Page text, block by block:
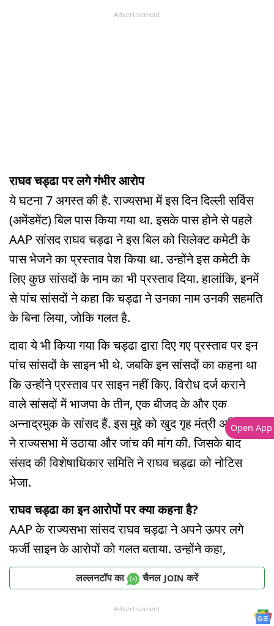
Advertisement
राघव चड्ढा पर लगे गंभीर आरोप
ये घटना 7 अगस्त की है. राज्यसभा में इस दिन दिल्ली सर्विस
(अमेंडमेंट) बिल पास किया गया था. इसके पास होने से पहले
AAP सांसद राघव चड्ढा ने इस बिल को सिलेक्ट कमेटी के
पास भेजने का प्रस्ताव पेश किया था. उन्होंने इस कमेटी के
लिए कुछ सांसदों के नाम का भी प्रस्ताव दिया. हालांकि, इनमें
से पांच सांसदों ने कहा कि चड्ढा ने उनका नाम उनकी सहमति
के बिना लिया, जोकि गलत है.
दावा ये भी किया गया कि चड्ढा द्वारा दिए गए प्रस्ताव पर इन
पांच सांसदों के साइन भी थे. जबकि इन सांसदों का कहना था
कि उन्होंने प्रस्ताव पर साइन नहीं किए. विरोध दर्ज कराने
वाले सांसदों में भाजपा के तीन, एक बीजद के और एक
अन्नाद्रमुक के सांसद हैं. इस मुद्दे को खुद गृह मंत्री अमित शाह
ने राज्यसभा में उठाया और जांच की मांग की. जिसके बाद
संसद की विशेषाधिकार समिति ने राघव चड्ढा को नोटिस
भेजा.
राघव चड्ढा का इन आरोपों पर क्या कहना है?
AAP के राज्यसभा सांसद राघव चड्ढा ने अपने ऊपर लगे
फर्जी साइन के आरोपों को गलत बताया. उन्होंने कहा,
लल्लनटॉप का चैनल JOIN करें
Advertisement
Open App